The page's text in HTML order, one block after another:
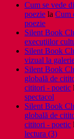
Cum se vede
poezie la Cum
poezie
Silent Book
execuţiilor
Silent Book
vizual la
Silent Book
globală de
cititori - poetic
spectacol
Silent Book
globală de
cititori - poetic
lectura (3)